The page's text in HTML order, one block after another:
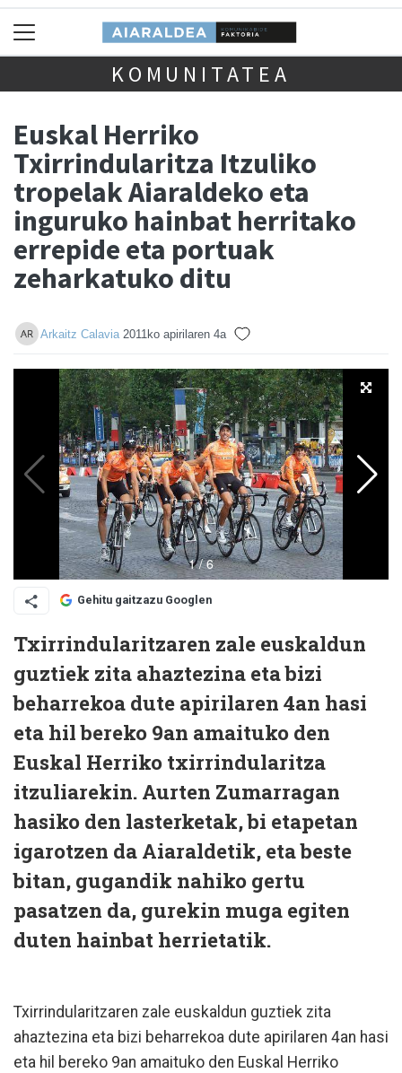
KOMUNITATEA
Euskal Herriko
Txirrindularitza Itzuliko
tropelak Aiaraldeko eta
inguruko hainbat herritako
errepide eta portuak
zeharkatuko ditu
Arkaitz Calavia 2011ko apirilaren 4a
Gehitu gaitzazu Googlen
Txirrindularitzaren zale euskaldun
guztiek zita ahaztezina eta bizi
beharrekoa dute apirilaren 4an hasi
eta hil bereko 9an amaituko den
Euskal Herriko txirrindularitza
itzuliarekin. Aurten Zumarragan
hasiko den lasterketak, bi etapetan
igarotzen da Aiaraldetik, eta beste
bitan, gugandik nahiko gertu
pasatzen da, gurekin muga egiten
duten hainbat herrietatik.
Txirrindularitzaren zale euskaldun guztiek zita
ahaztezina eta bizi beharrekoa dute apirilaren 4an hasi
eta hil bereko 9an amaituko den Euskal Herriko